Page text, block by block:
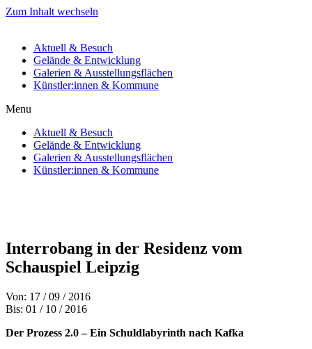
Zum Inhalt wechseln
Aktuell & Besuch
Gelände & Entwicklung
Galerien & Ausstellungsflächen
Künstler:innen & Kommune
Menu
Aktuell & Besuch
Gelände & Entwicklung
Galerien & Ausstellungsflächen
Künstler:innen & Kommune
Interrobang in der Residenz vom
Schauspiel Leipzig
Von: 17 / 09 / 2016
Bis: 01 / 10 / 2016
Der Prozess 2.0 – Ein Schuldlabyrinth nach Kafka